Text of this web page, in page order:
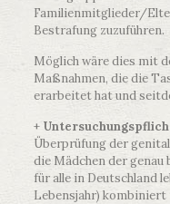
Familienmitglieder/
Bestrafung zuzuführen.
Möglich wäre dies mit
Maßnahmen, die die
erarbeitet hat und
+
Überprüfung der
die Mädchen der
für alle in Deutschland
Lebensjahr) kombiniert